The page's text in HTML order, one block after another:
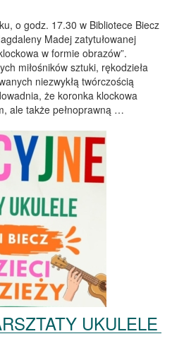
o godz. 17.30 w Bibliotece Biecz
Madej zatytułowanej
w formie obrazów”.
miłośników sztuki, rękodzieła
niezwykłą twórczością
że koronka klockowa
ale także pełnoprawną …
UKULELE